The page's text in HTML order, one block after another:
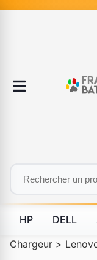
HP DELL
Chargeur >